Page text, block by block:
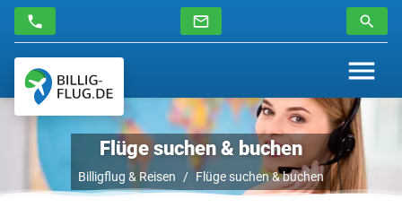
Flüge suchen & buchen
Billigflug & Reisen Flüge suchen & buchen